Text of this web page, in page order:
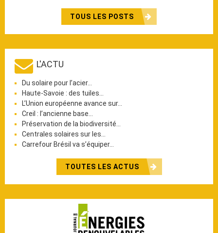
TOUS LES POSTS
L'ACTU
Du solaire pour l’acier…
Haute-Savoie : des tuiles…
L’Union européenne avance sur…
Creil : l’ancienne base…
Préservation de la biodiversité…
Centrales solaires sur les…
Carrefour Brésil va s’équiper…
TOUTES LES ACTUS